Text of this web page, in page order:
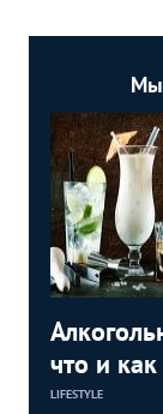
Мы
что и
странах
LIFESTYLE